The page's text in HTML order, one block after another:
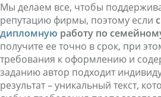
Мы делаем все, чтобы
репутацию фирмы, поэтому если
дипломную работу по
получите ее точно в срок, при
требования к оформлению и
заданию автор подходит
результат – уникальный текст,